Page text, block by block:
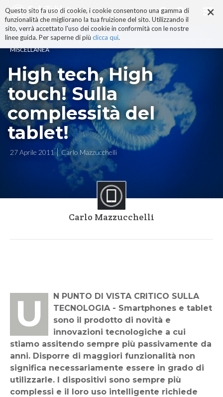
×
Questo sito fa uso di cookie, i cookie consentono una gamma di
funzionalità che migliorano la tua fruizione del sito. Utilizzando il
sito, verrà accettato l'uso dei cookie in conformità con le nostre
linee guida. Per saperne di più clicca qui.
ai
contenuti.
|
alla
navigazione
MISCELLANEA
High tech, High
touch! Sulla
complessità del
tablet!
27 Aprile 2011 Carlo Mazzucchelli
Carlo Mazzucchelli
UN PUNTO DI VISTA CRITICO SULLA
TECNOLOGIA - Smartphones e tablet
sono il prodotto di novità e
innovazioni tecnologiche a cui
stiamo assitendo sempre più passivamente da
anni. Disporre di maggiori funzionalità non
significa necessariamente essere in grado di
utilizzarle. I dispositivi sono sempre più
complessi e il loro uso intelligente richiede